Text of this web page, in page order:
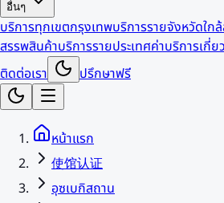
อื่นๆ
บริการทุกเขตกรุงเทพบริการรายจังหวัดใก
สรรพสินค้าบริการรายประเทศค่าบริการเกี่ย
ติดต่อเรา
ปรึกษาฟรี
หน้าแรก
使馆认证
อุซเบกิสถาน